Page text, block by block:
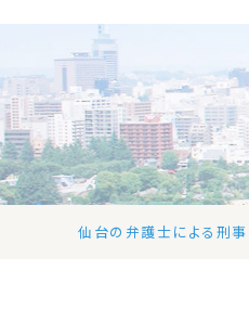
仙台の弁護士による刑